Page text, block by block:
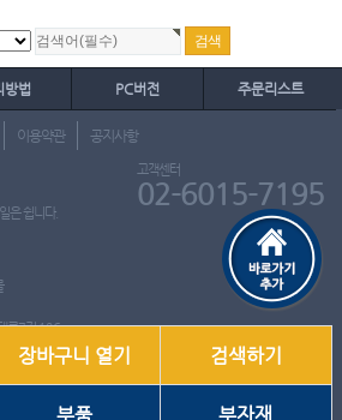
방법 PC버전 주문리스트
이용약관 공지사항
은 쉽니다.
고객센터
02-6015-7195
로7길 126
이영은전화02-6015-7195
Rights Reserved.
장바구니 열기 검색하기
부품 부자재